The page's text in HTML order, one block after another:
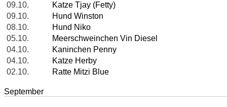
09.10.
Katze Tjay (Fetty)
09.10.
Hund Winston
08.10.
Hund Niko
05.10.
Meerschweinchen Vin Diesel
04.10.
Kaninchen Penny
04.10.
Katze Herby
02.10.
Ratte Mitzi Blue
September